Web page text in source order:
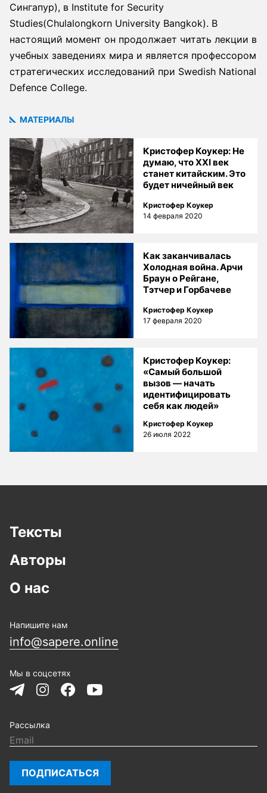
Сингапур), в ​Institute for Security
Studies(Chulalongkorn University Bangkok). В
настоящий момент он продолжает читать лекции в
учебных заведениях мира и является профессором
стратегических исследований при ​Swedish National
Defence College​.
МАТЕРИАЛЫ
Кристофер Коукер: Не
думаю, что XXI век
станет китайским. Это
будет ничейный век
Кристофер Коукер
14 февраля 2020
Как заканчивалась
Холодная война. Арчи
Браун о Рейгане,
Тэтчер и Горбачеве
Кристофер Коукер
17 февраля 2020
Кристофер Коукер:
«Самый большой
вызов — начать
идентифицировать
себя как людей»
Кристофер Коукер
26 июля 2022
Тексты
Авторы
О нас
Напишите нам
info@sapere.online
Мы в соцсетях
Рассылка
ПОДПИСАТЬСЯ